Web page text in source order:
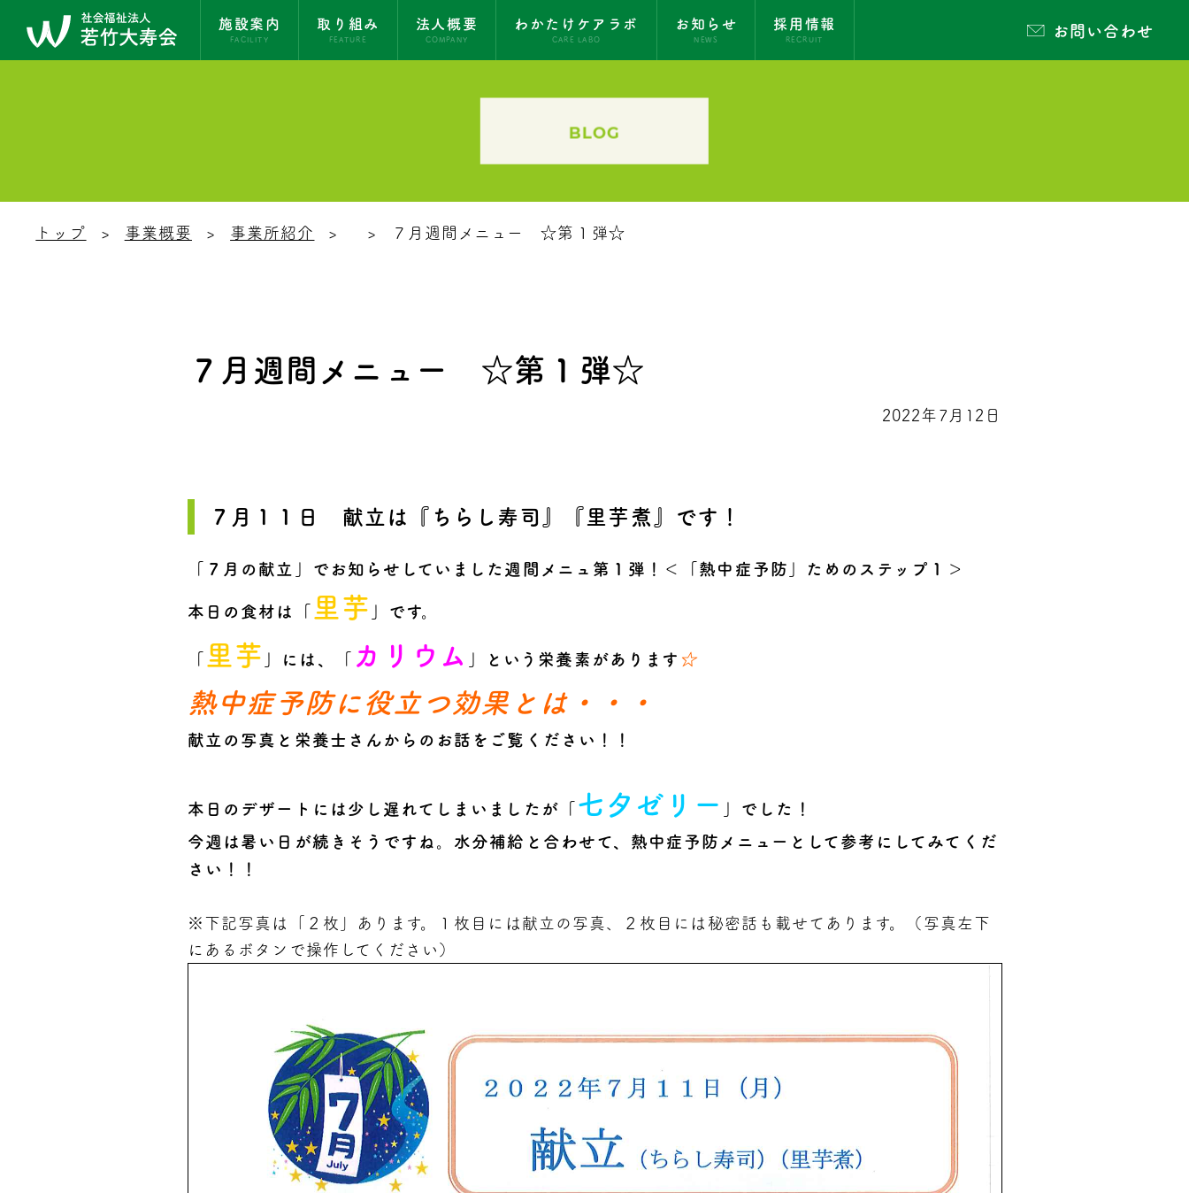
施設案内
FACILITY
取り組み
FEATURE
法人概要
COMPANY
わかたけケアラボ
CARE LABO
お知らせ
NEWS
採用情報
RECRUIT
お問い合わせ
BLOG
トップ 事業概要 事業所紹介 ７月週間メニュー ☆第１弾☆
７月週間メニュー ☆第１弾☆
2022年7月12日
７月１１日 献立は『ちらし寿司』『里芋煮』です！
「７月の献立」でお知らせしていました週間メニュ第１弾！＜ 「熱中症予防」ためのステップ１＞
本日の食材は「 里芋 」です。
「 里芋 」には、「 カリウム 」という栄養素があります ☆
熱中症予防に役立つ効果とは・・・
献立の写真と栄養士さんからのお話をご覧ください！！
本日のデザートには少し遅れてしまいましたが「 七夕ゼリー 」でした！
今週は暑い日が続きそうですね 。水分補給と合わせて、熱中症予防メニューとして参考にしてみてくだ
さい！！
※下記写真は「２枚」あります。１枚目には献立の写真、２枚目には秘密話も載せてあります。（写真左下
にあるボタンで操作してください）